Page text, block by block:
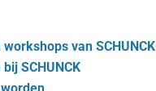
van SCHUNCK
SCHUNCK